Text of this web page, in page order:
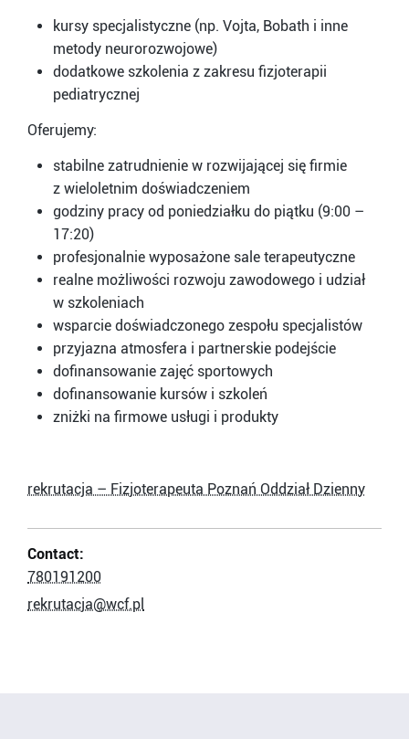
kursy specjalistyczne (np. Vojta, Bobath i inne
metody neurorozwojowe)
dodatkowe szkolenia z zakresu fizjoterapii
pediatrycznej
Oferujemy:
stabilne zatrudnienie w rozwijającej się firmie
z wieloletnim doświadczeniem
godziny pracy od poniedziałku do piątku (9:00 –
17:20)
profesjonalnie wyposażone sale terapeutyczne
realne możliwości rozwoju zawodowego i udział
w szkoleniach
wsparcie doświadczonego zespołu specjalistów
przyjazna atmosfera i partnerskie podejście
dofinansowanie zajęć sportowych
dofinansowanie kursów i szkoleń
zniżki na firmowe usługi i produkty
rekrutacja – Fizjoterapeuta Poznań Oddział Dzienny
Contact:
780191200
rekrutacja@wcf.pl